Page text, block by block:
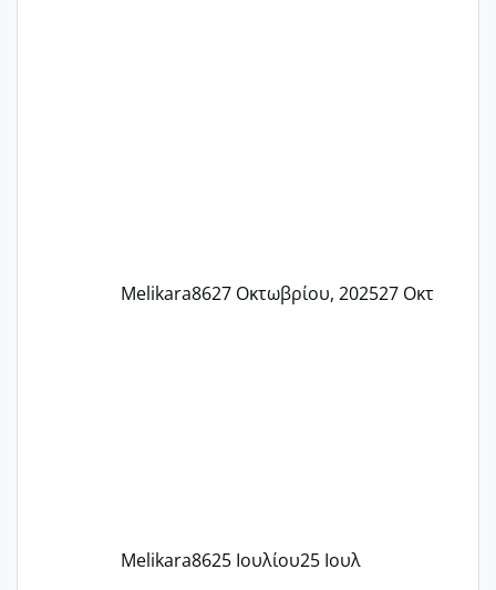
Melikara8627 Οκτωβρίου, 202527 Οκτ
Melikara8625 Ιουλίου25 Ιουλ